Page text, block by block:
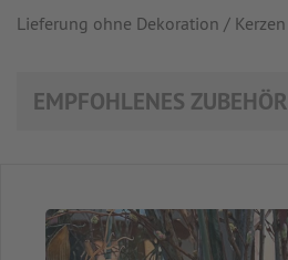
Lieferung ohne Dekoration / Kerzen
EMPFOHLENES ZUBEHÖR